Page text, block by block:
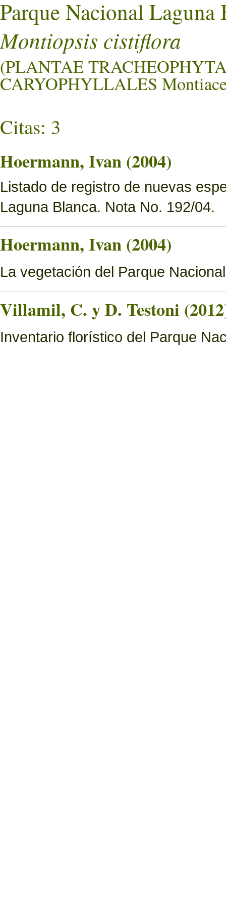
Parque Nacional Laguna
Montiopsis cistiflora
(PLANTAE
CARYOPHYLLALES
Citas: 3
Hoermann, Ivan (2004)
Listado de registro de nuevas
Laguna Blanca. Nota No. 192/04.
Hoermann, Ivan (2004)
La vegetación del Parque
Villamil, C. y D. Testoni
Inventario florístico del Parque